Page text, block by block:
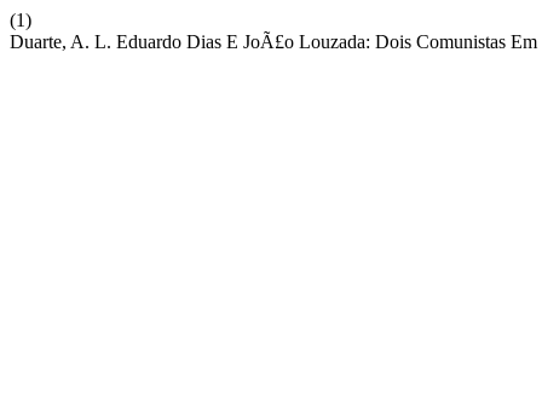
(1)
Duarte, A. L. Eduardo Dias E JoÃ£o Louzada: Dois Comunistas